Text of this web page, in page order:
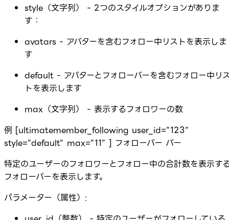
style（文字列） - 2つのスタイルオプションがありま
す：
avatars - アバターを含むフォロー中リストを表示しま
す
default - アバターとフォローバーを含むフォロー中リ
トを表示します
max（文字列） - 表示するフォロワーの数
例 [ultimatemember_following user_id=”123”
style=”default” max=”11” ] フォローバー バー
特定のユーザーのフォロワーとフォロー中の合計数を表示す
フォローバーを表示します。
パラメーター（属性）: